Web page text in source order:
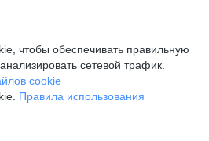
чтобы обеспечивать правильную
сетевой трафик.
cookie
Правила использования